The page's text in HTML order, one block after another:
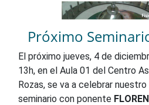
Próximo
El próximo jueves, 4 de
13h, en el Aula 01 del Centro
Rozas, se va a celebrar
seminario con ponente